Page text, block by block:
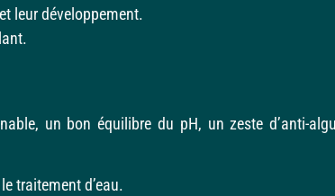
leur développement.
un bon équilibre du pH, un zeste d’anti-
traitement d’eau.